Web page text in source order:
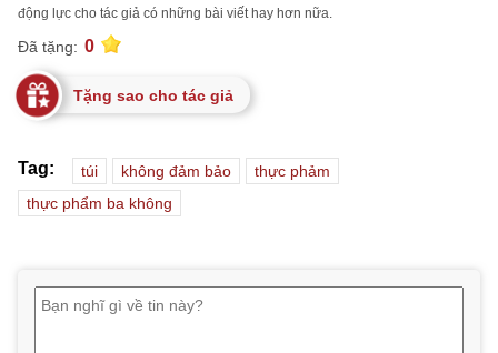
động lực cho tác giả có những bài viết hay hơn nữa.
Đã tặng: 0
Tặng sao cho tác giả
Tag: túi không đảm bảo
thực phảm
thực phẩm ba không